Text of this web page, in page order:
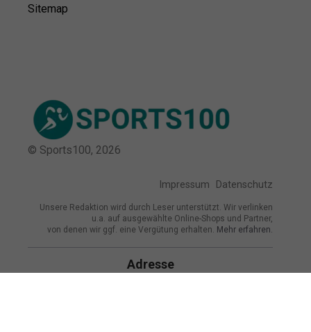
Sitemap
© Sports100, 2026
Impressum Datenschutz
Unsere Redaktion wird durch Leser unterstützt. Wir verlinken
u.a. auf ausgewählte Online-Shops und Partner,
von denen wir ggf. eine Vergütung erhalten. Mehr erfahren.
Adresse